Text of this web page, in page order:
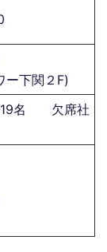
ー下関２F)
名 欠席社